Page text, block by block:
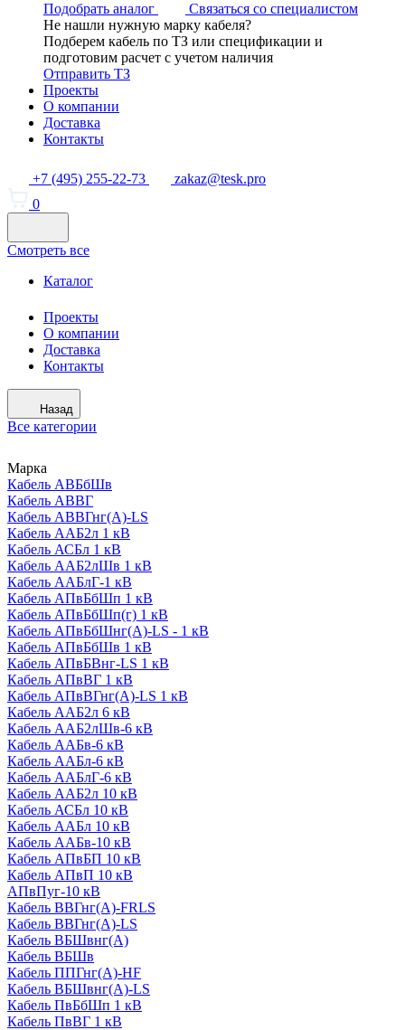
Подобрать аналог
Связаться со специалистом
Не нашли нужную марку кабеля?
Подберем кабель по ТЗ или спецификации и
подготовим расчет с учетом наличия
Отправить ТЗ
Проекты
О компании
Доставка
Контакты
+7 (495) 255-22-73
zakaz@tesk.pro
0
Смотреть все
Каталог
Проекты
О компании
Доставка
Контакты
Назад
Все категории
Марка
Кабель АВБбШв
Кабель АВВГ
Кабель АВВГнг(А)-LS
Кабель ААБ2л 1 кВ
Кабель АСБл 1 кВ
Кабель ААБ2лШв 1 кВ
Кабель ААБлГ-1 кВ
Кабель АПвБбШп 1 кВ
Кабель АПвБбШп(г) 1 кВ
Кабель АПвБбШнг(А)-LS - 1 кВ
Кабель АПвБбШв 1 кВ
Кабель АПвБВнг-LS 1 кВ
Кабель АПвВГ 1 кВ
Кабель АПвВГнг(А)-LS 1 кВ
Кабель ААБ2л 6 кВ
Кабель ААБ2лШв-6 кВ
Кабель ААБв-6 кВ
Кабель ААБл-6 кВ
Кабель ААБлГ-6 кВ
Кабель ААБ2л 10 кВ
Кабель АСБл 10 кВ
Кабель ААБл 10 кВ
Кабель ААБв-10 кВ
Кабель АПвБП 10 кВ
Кабель АПвП 10 кВ
АПвПуг-10 кВ
Кабель ВВГнг(А)-FRLS
Кабель ВВГнг(А)-LS
Кабель ВБШвнг(А)
Кабель ВБШв
Кабель ППГнг(А)-HF
Кабель ВБШвнг(А)-LS
Кабель ПвБбШп 1 кВ
Кабель ПвВГ 1 кВ